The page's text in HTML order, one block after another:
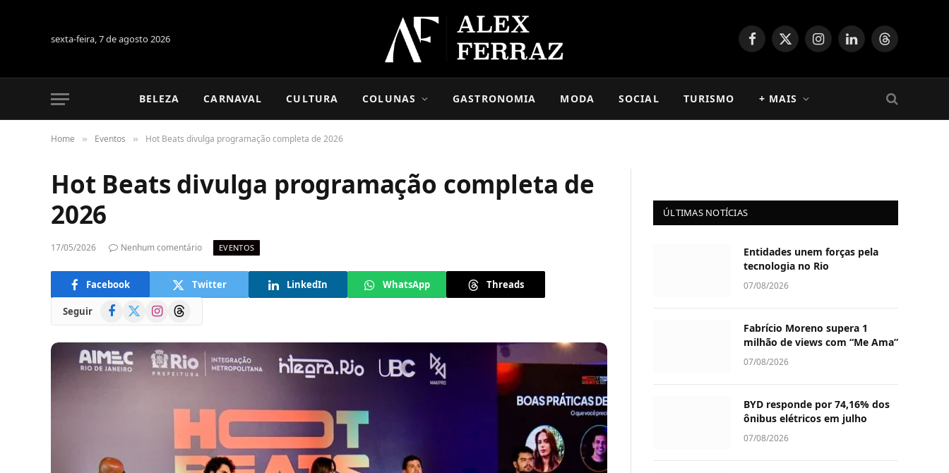
sexta-feira, 7 de agosto 2026 Facebook
X
InstagramLinkedInThreads
BELEZA CARNAVAL CULTURA COLUNAS GASTRONOMIA MODA SOCIAL TURISMO + MAIS
Home » Eventos » Hot Beats divulga programação completa de 2026
Hot Beats divulga programação completa de
2026
17/05/2026 Nenhum comentário EVENTOS
Facebook Twitter LinkedIn WhatsApp Threads
Seguir Facebook
(Twitter)
InstagramThreads
ÚLTIMAS NOTÍCIAS
Entidades unem forças pela
tecnologia no Rio
07/08/2026
Fabrício Moreno supera 1
milhão de views com “Me Ama”
07/08/2026
BYD responde por 74,16% dos
ônibus elétricos em julho
07/08/2026